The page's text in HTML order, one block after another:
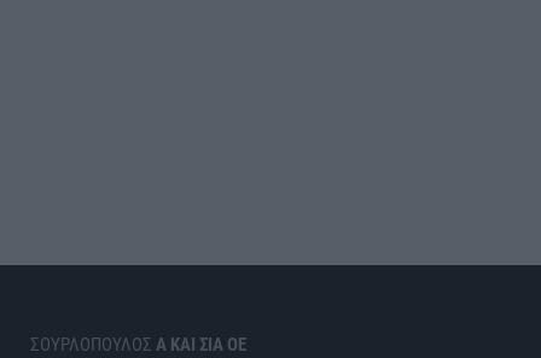
ΣΟΥΡΛΟΠΟΥΛΟΣ Α ΚΑΙ ΣΙΑ ΟΕ